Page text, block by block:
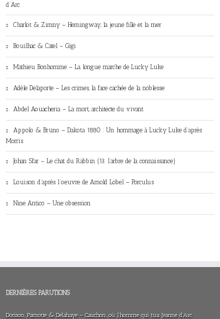
d’Arc
Charlot & Zimny – Hemingway, la jeune fille et la mer
Bouilhac & Catel – Gigi
Mathieu Bonhomme – La longue marche de Lucky Luke
Adèle Delaporte – Les crimes, la face cachée de la noblesse
Abdel Aouacheria – La mort, architecte du vivant
Appolo & Brüno – Dakota 1880 : Un hommage à Lucky Luke d’après
Morris
Johan Sfar – Le chat du Rabbin (13. l’arbre de la connaissance)
Louison d’après l’oeuvre de Arnold Lobel – Porculus
Nine Antico – Une obsession
DERNIÈRES PARUTIONS
Dorison, Parnotte & Delahaye – Cauchon…où l’homme qui tua Jeanne d’Arc